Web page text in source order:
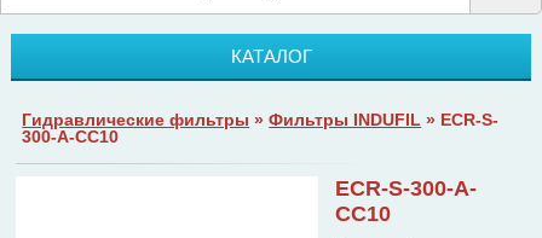
КАТАЛОГ
Гидравлические фильтры »Фильтры INDUFIL » ECR-S-
300-A-CC10
ECR-S-300-A-
CC10